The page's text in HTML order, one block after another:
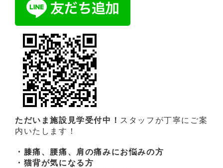
ただいま施設見学受付中！ スタッフが丁寧にご案
内いたします！
・膝痛、腰痛、肩の痛みにお悩みの方
・猫背が気になる方